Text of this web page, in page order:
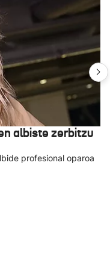
albiste zerbitzu
profesional oparoa